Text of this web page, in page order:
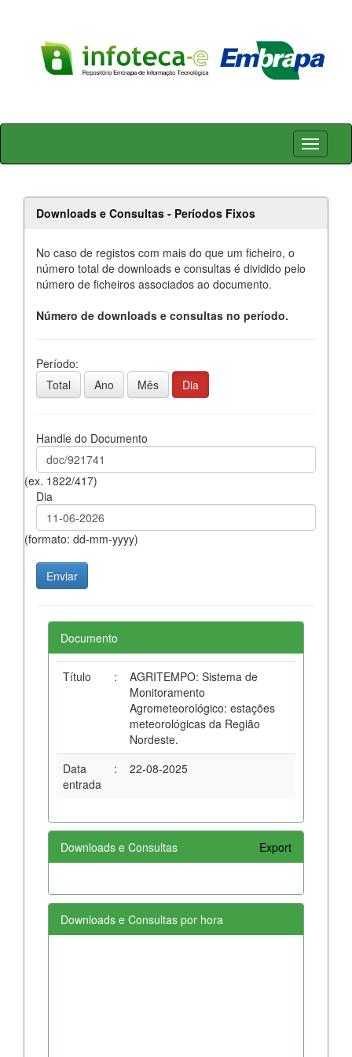
Skip
Downloads e Consultas - Períodos Fixos
No caso de registos com mais do que um ficheiro, o
número total de downloads e consultas é dividido pelo
número de ficheiros associados ao documento.
Número de downloads e consultas no período.
Período:
Total
Ano Mês Dia
Handle do Documento
(ex. 1822/417)
Dia
(formato: dd-mm-yyyy)
Documento
Título :
AGRITEMPO: Sistema de
Monitoramento
Agrometeorológico: estações
meteorológicas da Região
Nordeste.
Data
entrada
: 22-08-2025
Downloads e Consultas Export
Downloads e Consultas por hora